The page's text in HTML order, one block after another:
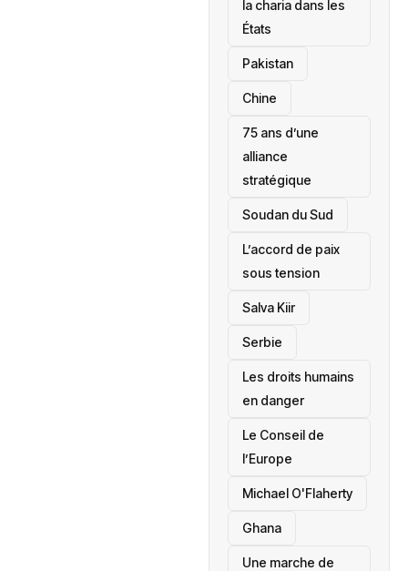
la charia dans les
États
‎Pakistan
Chine
75 ans d’une
alliance
stratégique
‎Soudan du Sud
L’accord de paix
sous tension
Salva Kiir
‎Serbie
Les droits humains
en danger
‎Le Conseil de
l’Europe
Michael O'Flaherty
‎Ghana
Une marche de